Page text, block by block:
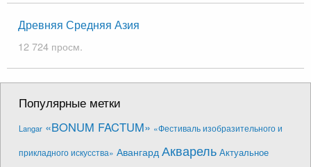
Древняя Средняя Азия
12 724 просм.
Популярные метки
Langar «BONUM FACTUM» «Фестиваль изобразительного и
прикладного искусства» Авангард Акварель Актуальное